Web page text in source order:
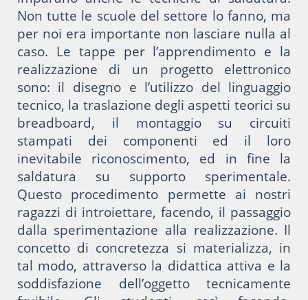
Non tutte le scuole del settore lo fanno, ma
per noi era importante non lasciare nulla al
caso. Le tappe per l’apprendimento e la
realizzazione di un progetto elettronico
sono: il disegno e l’utilizzo del linguaggio
tecnico, la traslazione degli aspetti teorici su
breadboard, il montaggio su circuiti
stampati dei componenti ed il loro
inevitabile riconoscimento, ed in fine la
saldatura su supporto sperimentale.
Questo procedimento permette ai nostri
ragazzi di introiettare, facendo, il passaggio
dalla sperimentazione alla realizzazione. Il
concetto di concretezza si materializza, in
tal modo, attraverso la didattica attiva e la
soddisfazione dell’oggetto tecnicamente